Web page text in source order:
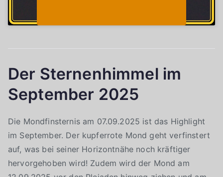
Der Sternenhimmel im
September 2025
Die Mondfinsternis am 07.09.2025 ist das Highlight
im September. Der kupferrote Mond geht verfinstert
auf, was bei seiner Horizontnähe noch kräftiger
hervorgehoben wird! Zudem wird der Mond am